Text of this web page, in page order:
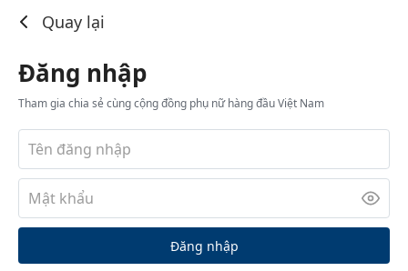
Quay lại
Đăng nhập
Tham gia chia sẻ cùng cộng đồng phụ nữ hàng đầu Việt Nam
Đăng nhập